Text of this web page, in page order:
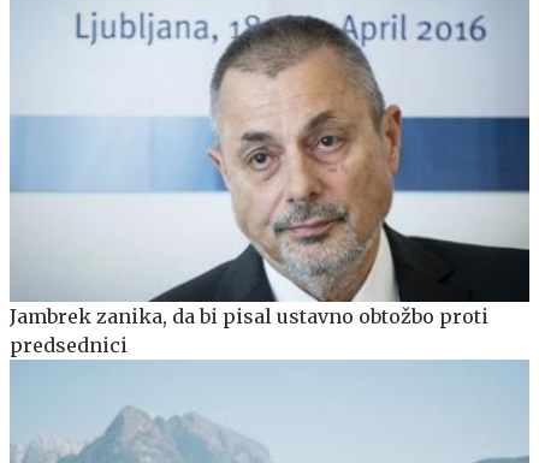
Jambrek zanika, da bi pisal ustavno obtožbo proti
predsednici